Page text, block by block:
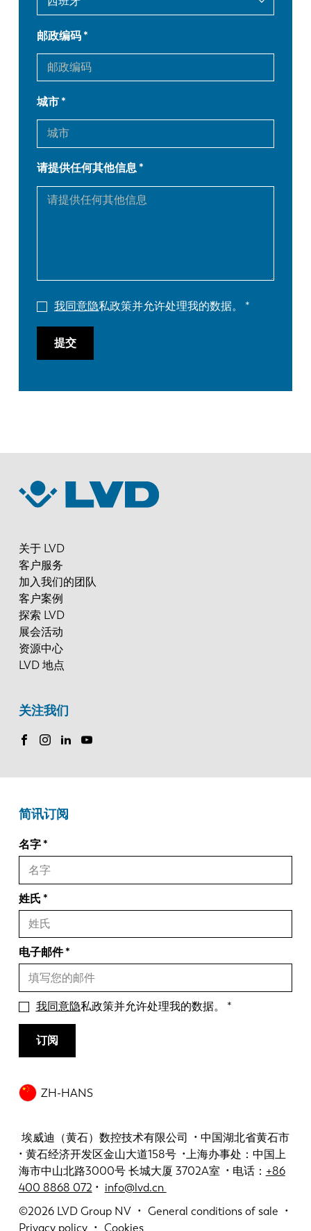
邮政编码
城市
请提供任何其他信息
我同意隐私政策并允许处理我的数据。
提交
关于 LVD
客户服务
加入我们的团队
客户案例
探索 LVD
展会活动
资源中心
LVD 地点
关注我们
ZH-HANS
DE
ES PT-PT
PL
埃威迪（黄石）数控技术有限公司 • 中国湖北省黄石市
• 黄石经济开发区金山大道158号 •上海办事处：中国上
海市中山北路3000号 长城大厦 3702A室 • 电话： +86
400 8868 072 • info@lvd.cn
©2026 LVD Group NV
General conditions of sale
Privacy policy
Cookies
简讯订阅
名字
姓氏
电子邮件
我同意隐私政策并允许处理我的数据。
订阅